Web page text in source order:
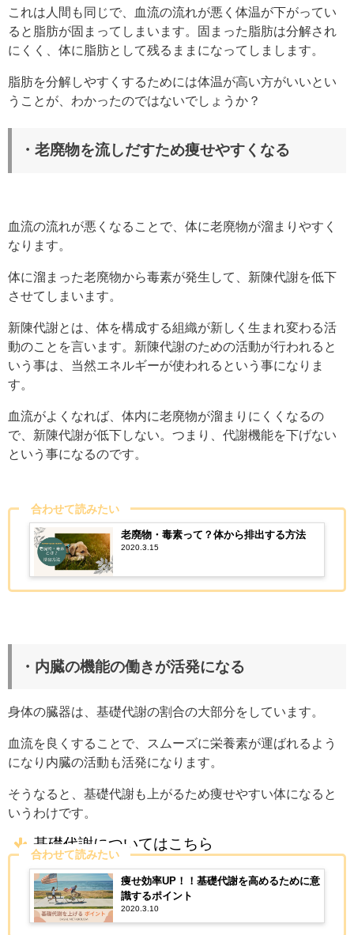
これは人間も同じで、血流の流れが悪く体温が下がってい
ると脂肪が固まってしまいます。固まった脂肪は分解され
にくく、体に脂肪として残るままになってしまします。
脂肪を分解しやすくするためには体温が高い方がいいとい
うことが、わかったのではないでしょうか？
・老廃物を流しだすため痩せやすくなる
血流の流れが悪くなることで、体に老廃物が溜まりやすく
なります。
体に溜まった老廃物から毒素が発生して、新陳代謝を低下
させてしまいます。
新陳代謝とは、 体を構成する組織が新しく生まれ変わる活
動のことを言います。 新陳代謝のための活動が行われると
いう事は、 当然エネルギーが使われるという事になりま
す。
血流がよくなれば、体内に老廃物が溜まりにくくなるの
で、新陳代謝が低下しない。つまり、代謝機能を下げない
という事になるのです。
合わせて読みたい
老廃物・毒素って？体から排出する方法
2020.3.15
・内臓の機能の働きが活発になる
身体の臓器は、基礎代謝の割合の大部分をしています。
血流を良くすることで、スムーズに栄養素が運ばれるよう
になり 内臓の活動も活発になります。
そうなると、基礎代謝も上がるため痩せやすい体になると
いうわけです。
基礎代謝についてはこちら
合わせて読みたい
痩せ効率UP！！基礎代謝を高めるために意
識するポイント
2020.3.10